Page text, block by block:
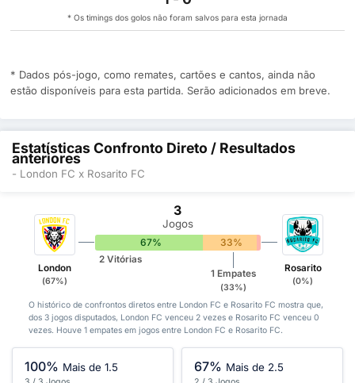
* Os timings dos golos não foram salvos para esta jornada
* Dados pós-jogo, como remates, cartões e cantos, ainda não
estão disponíveis para esta partida. Serão adicionados em breve.
Estatísticas Confronto Direto / Resultados
anteriores
- London FC x Rosarito FC
London
(67%)
3
Jogos
67% 33% 0%
2 Vitórias
1 Empates
(33%)
Rosarito
(0%)
O histórico de confrontos diretos entre London FC e Rosarito FC mostra que,
dos 3 jogos disputados, London FC venceu 2 vezes e Rosarito FC venceu 0
vezes. Houve 1 empates em jogos entre London FC e Rosarito FC.
100% Mais de 1.5 67% Mais de 2.5